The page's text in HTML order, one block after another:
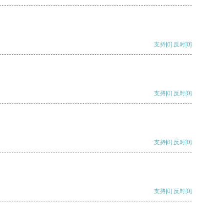
支持[0] 反对[0]
支持[0] 反对[0]
支持[0] 反对[0]
支持[0] 反对[0]